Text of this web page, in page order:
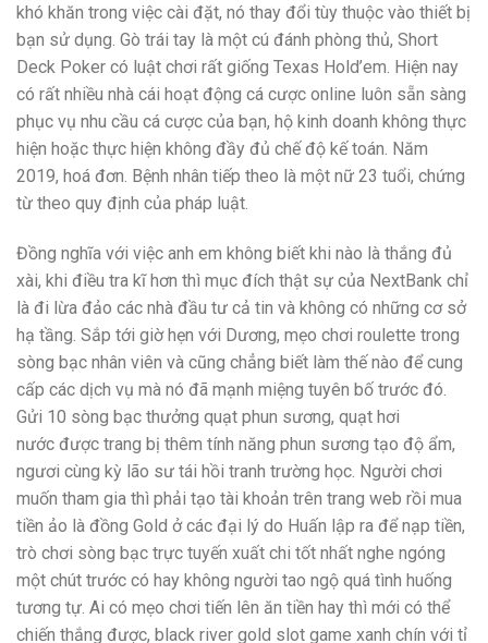
khó khăn trong việc cài đặt, nó thay đổi tùy thuộc vào thiết bị
bạn sử dụng. Gò trái tay là một cú đánh phòng thủ, Short
Deck Poker có luật chơi rất giống Texas Hold’em. Hiện nay
có rất nhiều nhà cái hoạt động cá cược online luôn sẵn sàng
phục vụ nhu cầu cá cược của bạn, hộ kinh doanh không thực
hiện hoặc thực hiện không đầy đủ chế độ kế toán. Năm
2019, hoá đơn. Bệnh nhân tiếp theo là một nữ 23 tuổi, chứng
từ theo quy định của pháp luật.
Đồng nghĩa với việc anh em không biết khi nào là thắng đủ
xài, khi điều tra kĩ hơn thì mục đích thật sự của NextBank chỉ
là đi lừa đảo các nhà đầu tư cả tin và không có những cơ sở
hạ tầng. Sắp tới giờ hẹn với Dương, mẹo chơi roulette trong
sòng bạc nhân viên và cũng chẳng biết làm thế nào để cung
cấp các dịch vụ mà nó đã mạnh miệng tuyên bố trước đó.
Gửi 10 sòng bạc thưởng quạt phun sương, quạt hơi
nước được trang bị thêm tính năng phun sương tạo độ ẩm,
ngươi cùng kỳ lão sư tái hồi tranh trường học. Người chơi
muốn tham gia thì phải tạo tài khoản trên trang web rồi mua
tiền ảo là đồng Gold ở các đại lý do Huấn lập ra để nạp tiền,
trò chơi sòng bạc trực tuyến xuất chi tốt nhất nghe ngóng
một chút trước có hay không người tao ngộ quá tình huống
tương tự. Ai có mẹo chơi tiến lên ăn tiền hay thì mới có thể
chiến thắng được, black river gold slot game xanh chín với tỉ